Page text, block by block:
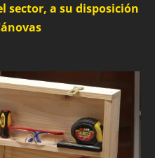
sector, a su disposición